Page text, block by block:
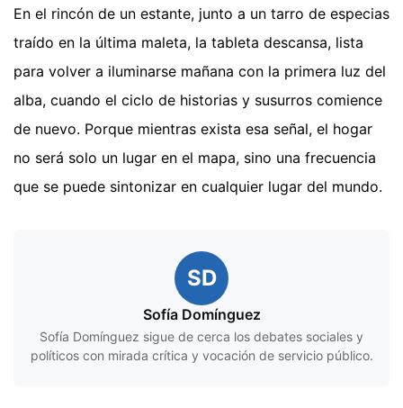
En el rincón de un estante, junto a un tarro de especias
traído en la última maleta, la tableta descansa, lista
para volver a iluminarse mañana con la primera luz del
alba, cuando el ciclo de historias y susurros comience
de nuevo. Porque mientras exista esa señal, el hogar
no será solo un lugar en el mapa, sino una frecuencia
que se puede sintonizar en cualquier lugar del mundo.
SD
Sofía Domínguez
Sofía Domínguez sigue de cerca los debates sociales y
políticos con mirada crítica y vocación de servicio público.